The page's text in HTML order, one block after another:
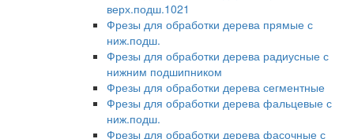
верх.подш.1021
Фрезы для обработки дерева прямые с
ниж.подш.
Фрезы для обработки дерева радиусные с
нижним подшипником
Фрезы для обработки дерева сегментные
Фрезы для обработки дерева фальцевые с
ниж.подш.
Фрезы для обработки дерева фасочные с